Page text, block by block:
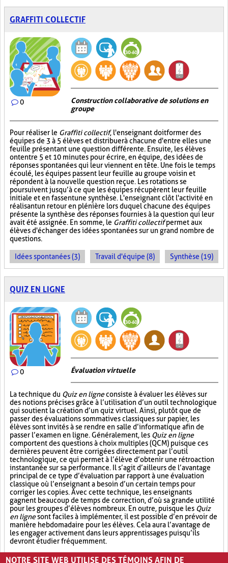
GRAFFITI COLLECTIF
0
Construction collaborative de solutions en
groupe
Pour réaliser le Graffiti collectif, l'enseignant doit former des
équipes de 3 à 5 élèves et distribuer à chacune d'entre elles une
feuille présentant une question différente. Ensuite, les élèves
ont entre 5 et 10 minutes pour écrire, en équipe, des idées de
réponses spontanées qui leur viennent en tête. Une fois le temps
écoulé, les équipes passent leur feuille au groupe voisin et
répondent à la nouvelle question reçue. Les rotations se
poursuivent jusqu’à ce que les équipes récupèrent leur feuille
initiale et en fassent une synthèse. L'enseignant clôt l'activité en
réalisant un retour en plénière lors duquel chacune des équipes
présente la synthèse des réponses fournies à la question qui leur
avait été assignée. En somme, le Graffiti collectifpermet aux
élèves d'échanger des idées spontanées sur un grand nombre de
questions.
Idées spontanées (3) Travail d'équipe (8) Synthèse (19)
QUIZ EN LIGNE
0 Évaluation virtuelle
La technique du Quiz en ligneconsiste à évaluer les élèves sur
des notions précises grâce à l’utilisation d’un outil technologique
qui soutient la création d’un quiz virtuel. Ainsi, plutôt que de
passer des évaluations sommatives classiques sur papier, les
élèves sont invités à se rendre en salle d’informatique afin de
passer l’examen en ligne. Généralement, les Quiz en ligne
comportent des questions à choix multiples (QCM) puisque ces
dernières peuvent être corrigées directement par l’outil
technologique, ce qui permet à l’élève d’obtenir une rétroaction
instantanée sur sa performance. Il s’agit d’ailleurs de l’avantage
principal de ce type d’évaluation par rapport à une évaluation
classique où l’enseignant a besoin d’un certain temps pour
corriger les copies. Avec cette technique, les enseignants
gagnent beaucoup de temps de correction, d’où sa grande utilité
pour les groupes d’élèves nombreux. En outre, puisque les Quiz
en lignesont faciles à implémenter, il est possible d’en prévoir de
manière hebdomadaire pour les élèves. Cela aura l’avantage de
les engager activement dans leurs apprentissages puisqu’ils
devront étudier fréquemment.
Quiz (6) Évaluation (2) Outil technologique (3)
NOTRE SITE WEB UTILISE DES TÉMOINS AFIN DE